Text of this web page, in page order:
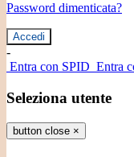
Password dimenticata?
-
Entra con SPID Entra
Seleziona utente
button close ×